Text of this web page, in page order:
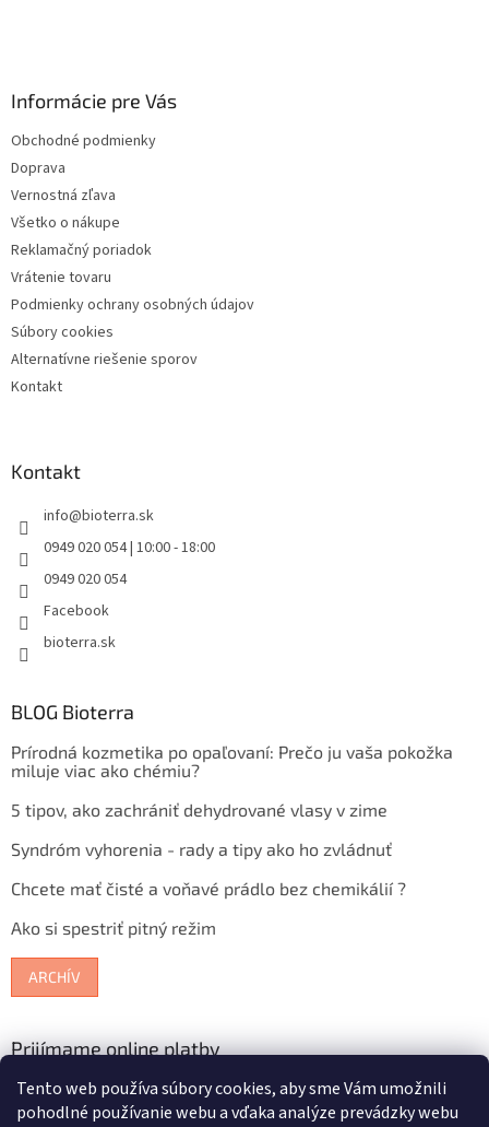
Tento web používa súbory cookies, aby sme Vám umožnili
pohodlné používanie webu a vďaka analýze prevádzky webu
Informácie pre Vás
Obchodné podmienky
Doprava
Vernostná zľava
Všetko o nákupe
Reklamačný poriadok
Vrátenie tovaru
Podmienky ochrany osobných údajov
Súbory cookies
Alternatívne riešenie sporov
Kontakt
Kontakt
info@bioterra.sk
0949 020 054 | 10:00 - 18:00
0949 020 054
Facebook
bioterra.sk
BLOG Bioterra
Prírodná kozmetika po opaľovaní: Prečo ju vaša pokožka
miluje viac ako chémiu?
5 tipov, ako zachrániť dehydrované vlasy v zime
Syndróm vyhorenia - rady a tipy ako ho zvládnuť
Chcete mať čisté a voňavé prádlo bez chemikálií ?
Ako si spestriť pitný režim
ARCHÍV
Prijímame online platby